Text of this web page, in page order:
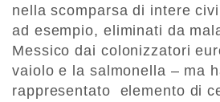
nella scomparsa di intere
ad esempio, eliminati da
Messico dai colonizzatori
vaiolo e la salmonella – ma
rappresentato elemento di